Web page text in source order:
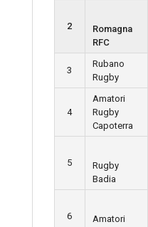
2
Romagna
RFC
3
Rubano
Rugby
4
Amatori
Rugby
Capoterra
5
Rugby
Badia
6
Amatori